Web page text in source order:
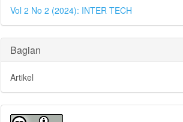
Vol 2 No 2 (2024): INTER TECH
Bagian
Artikel